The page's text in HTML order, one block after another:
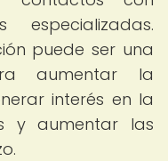
especializadas.
puede ser una
aumentar la
interés en la
y aumentar las